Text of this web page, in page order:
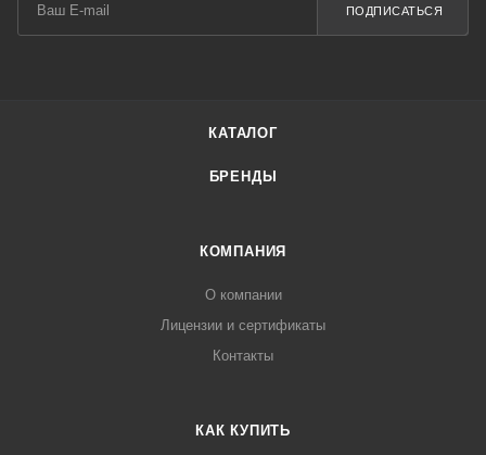
ПОДПИСАТЬСЯ
КАТАЛОГ
БРЕНДЫ
КОМПАНИЯ
О компании
Лицензии и сертификаты
Контакты
КАК КУПИТЬ